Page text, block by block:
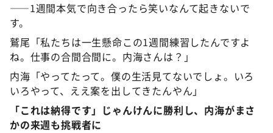
――1週間本気で向き合ったら笑いなんて起きないで
す。
鷲尾「私たちは一生懸命この1週間練習したんですよ
ね。仕事の合間合間に。内海さんは？」
内海「やってたって。僕の生活見てないでしょ。いろ
いろやって、ええ案を出してきたんやん」
「これは納得です」じゃんけんに勝利し、内海がまさ
かの来週も挑戦者に